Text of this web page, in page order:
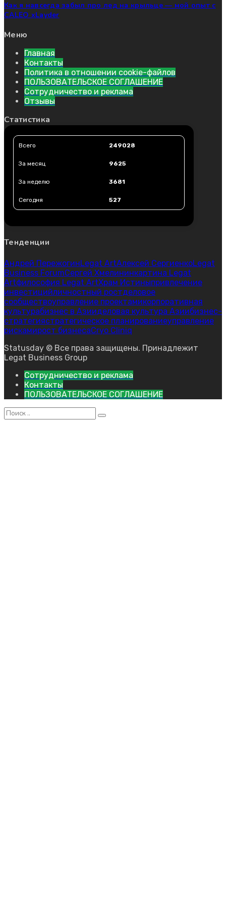
Как я навсегда забыл про лед на крыльце — мой опыт с
CALEO xLayder
Меню
Главная
Контакты
Политика в отношении cookie-файлов
ПОЛЬЗОВАТЕЛЬСКОЕ СОГЛАШЕНИЕ
Сотрудничество и реклама
Отзывы
Статистика
Всего 249028
За месяц 9625
За неделю 3681
Сегодня 527
Тенденции
Андрей ПережогинLegat ArtАлексей СергиенкоLegat
Business ForumСергей Хмелининкартина Legat
Artфилософия Legat ArtХрам Истиныпривлечение
инвестицийличностный ростделовое
сообществоуправление проектамикорпоративная
культурабизнес в Азииделовая культура Азиибизнес-
стратегиястратегическое планированиеуправление
рискамирост бизнесаCryo Cliniq
Statusday © Все права защищены. Принадлежит
Legat Business Group
Сотрудничество и реклама
Контакты
ПОЛЬЗОВАТЕЛЬСКОЕ СОГЛАШЕНИЕ